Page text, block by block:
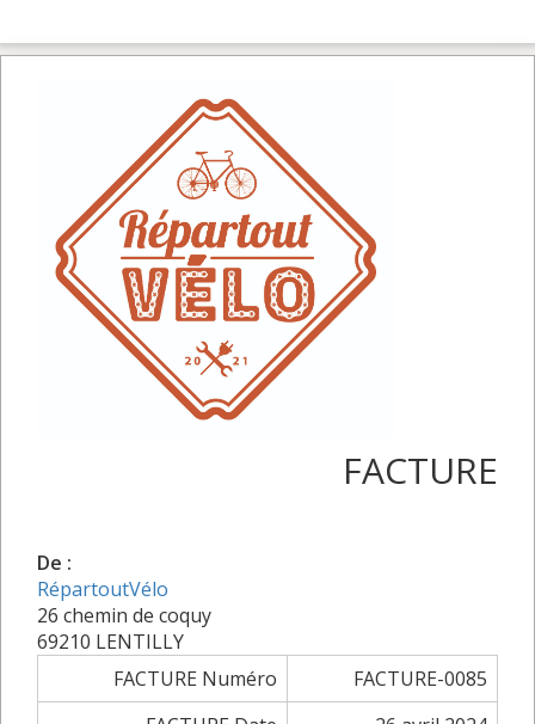
FACTURE
De :
RépartoutVélo
26 chemin de coquy
69210 LENTILLY
FACTURE Numéro
FACTURE-0085